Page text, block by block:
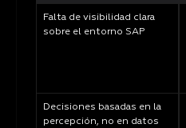
Falta de visibilidad clara
sobre el entorno SAP
Decisiones basadas en la
percepción, no en datos